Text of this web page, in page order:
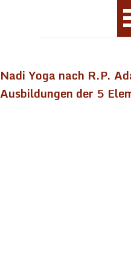
Nadi Yoga nach R.P.
Ausbildungen der 5